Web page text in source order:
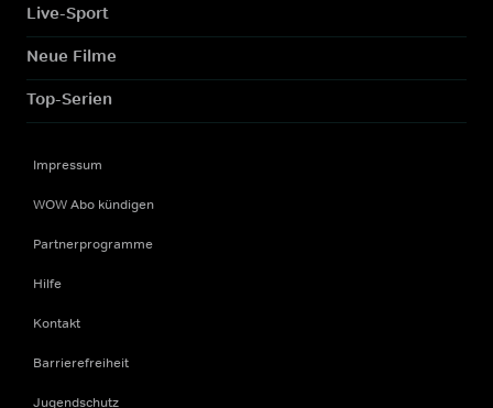
Live-Sport
Neue Filme
Top-Serien
Impressum
WOW Abo kündigen
Partnerprogramme
Hilfe
Kontakt
Barrierefreiheit
Jugendschutz